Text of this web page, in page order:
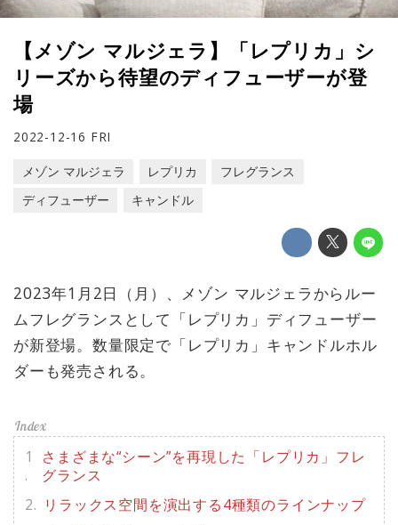
【メゾン マルジェラ】「レプリカ」シ
リーズから待望のディフューザーが登
場
2022-12-16 FRI
メゾン マルジェラ レプリカ
フレグランス
ディフューザー
キャンドル
2023年1月2日（月）、メゾン マルジェラからルー
ムフレグランスとして「レプリカ」ディフューザー
が新登場。数量限定で「レプリカ」キャンドルホル
ダーも発売される。
さまざまな“シーン”を再現した「レプリカ」フレ
グランス
リラックス空間を演出する4種類のラインナップ